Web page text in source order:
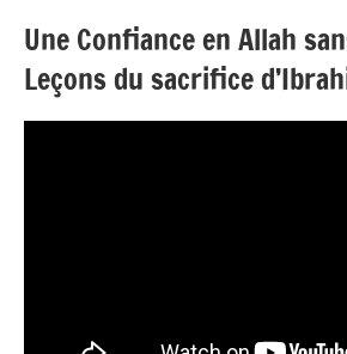
Une Confiance en Allah
Leçons du sacrifice